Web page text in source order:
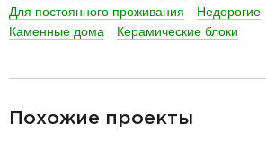
Для постоянного проживания
Недорогие
Каменные дома
Керамические блоки
Похожие проекты